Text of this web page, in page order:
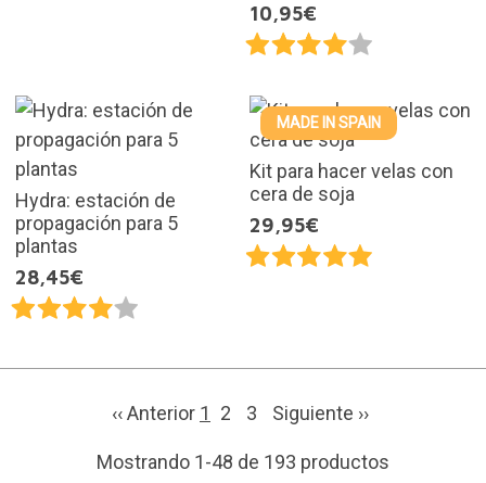
10,95€
Hydra: estación de
propagación para 5
plantas
28,45€
MADE IN SPAIN
Kit para hacer velas con
cera de soja
29,95€
‹‹ Anterior 1 2 3 Siguiente ››
Mostrando 1-48 de 193 productos